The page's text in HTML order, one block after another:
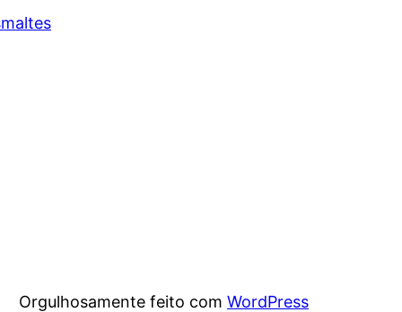
Orgulhosamente feito com WordPress